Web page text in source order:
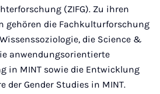
(ZIFG). Zu ihren
gehören die Fachkulturforschung
die Science &
anwendungsorientierte
in MINT sowie die Entwicklung
der Gender Studies in MINT.